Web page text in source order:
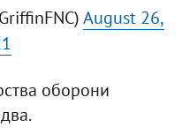
August 26,
оборони